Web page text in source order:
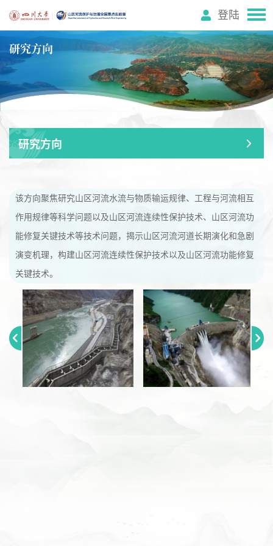
登陆
研究方向
研究方向
该方向聚焦研究山区河流水流与物质输运规律、工程与河流相互
作用规律等科学问题以及山区河流连续性保护技术、山区河流功
能修复关键技术等技术问题，揭示山区河流河道长期演化和急剧
演变机理，构建山区河流连续性保护技术以及山区河流功能修复
关键技术。